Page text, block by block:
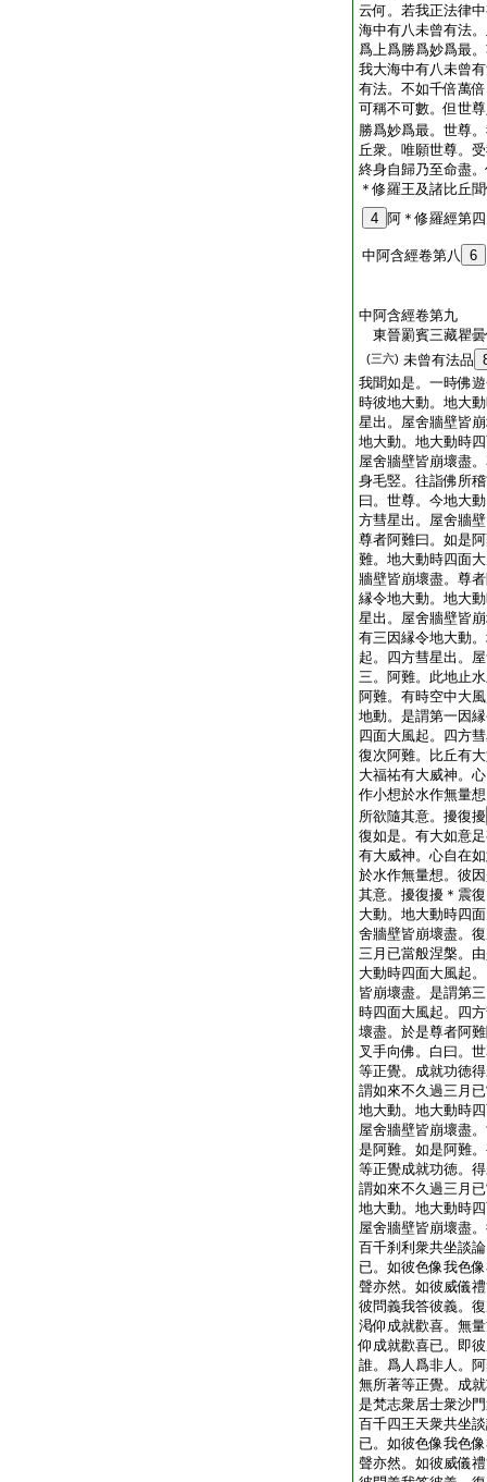
云何。若我正法律
海中有八未曾有法
爲上爲勝爲妙爲最
我大海中有八未曾
有法。不如千倍萬
可稱不可數。但世
勝爲妙爲最。世尊
丘衆。唯願世尊。
終身自歸乃至命盡
＊修羅王及諸比丘
4 阿＊修羅經第
中阿含經卷第八 6
中阿含經卷第九
東晉罽賓三藏瞿
(三六) 未曾有法品
我聞如是。一時佛
時彼地大動。地大
星出。屋舍牆壁皆
地大動。地大動時
屋舍牆壁皆崩壞盡
身毛竪。往詣佛所
曰。世尊。今地大
方彗星出。屋舍牆
尊者阿難曰。如是
難。地大動時四面
牆壁皆崩壞盡。尊
縁令地大動。地大
星出。屋舍牆壁皆
有三因縁令地大動
起。四方彗星出。
三。阿難。此地止
阿難。有時空中大
地動。是謂第一因
四面大風起。四方
復次阿難。比丘有
大福祐有大威神。
作小想於水作無量
所欲隨其意。擾復擾
復如是。有大如意
有大威神。心自在
於水作無量想。彼
其意。擾復擾＊震
大動。地大動時四
舍牆壁皆崩壞盡。
三月已當般涅槃。
大動時四面大風起
皆崩壞盡。是謂第
時四面大風起。四
壞盡。於是尊者阿
叉手向佛。白曰。
等正覺。成就功徳
謂如來不久過三月
地大動。地大動時
屋舍牆壁皆崩壞盡
是阿難。如是阿難
等正覺成就功徳。
謂如來不久過三月
地大動。地大動時
屋舍牆壁皆崩壞盡
百千刹利衆共坐談
已。如彼色像我色
聲亦然。如彼威儀
彼問義我答彼義。
渇仰成就歡喜。無
仰成就歡喜已。即
誰。爲人爲非人。
無所著等正覺。成
是梵志衆居士衆沙
百千四王天衆共坐
已。如彼色像我色
聲亦然。如彼威儀